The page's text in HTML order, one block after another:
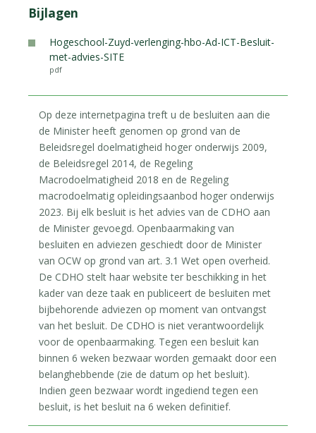
Bijlagen
Hogeschool-Zuyd-verlenging-hbo-Ad-ICT-Besluit-
met-advies-SITE
pdf
Op deze internetpagina treft u de besluiten aan die
de Minister heeft genomen op grond van de
Beleidsregel doelmatigheid hoger onderwijs 2009,
de Beleidsregel 2014, de Regeling
Macrodoelmatigheid 2018 en de Regeling
macrodoelmatig opleidingsaanbod hoger onderwijs
2023. Bij elk besluit is het advies van de CDHO aan
de Minister gevoegd. Openbaarmaking van
besluiten en adviezen geschiedt door de Minister
van OCW op grond van art. 3.1 Wet open overheid.
De CDHO stelt haar website ter beschikking in het
kader van deze taak en publiceert de besluiten met
bijbehorende adviezen op moment van ontvangst
van het besluit. De CDHO is niet verantwoordelijk
voor de openbaarmaking. Tegen een besluit kan
binnen 6 weken bezwaar worden gemaakt door een
belanghebbende (zie de datum op het besluit).
Indien geen bezwaar wordt ingediend tegen een
besluit, is het besluit na 6 weken definitief.